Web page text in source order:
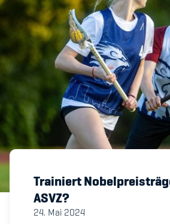
Sportarten
Sportanlagen
Events
ASVZ@home
Member's Manual / FAQ
Trainiert
ASVZ?
24. Mai 2024